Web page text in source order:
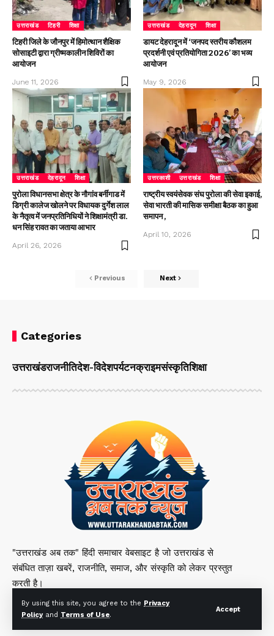
By using this site, you agree to the Privacy
Policyand Terms of Use.
Accept
उत्तराखंड टिहरी शिक्षा
टिहरी जिले के जौनपुर में हिमोत्थान शैक्षिक
सोसाइटी द्वारा ग्रीष्मकालीन शिविरों का
आयोजन
June 11, 2026
उत्तराखंड देहरादून शिक्षा
डायट देहरादून में ‘जनपद स्तरीय कौशलम
प्रदर्शनी एवं प्रतियोगिता 2026’ का भव्य
आयोजन
May 9, 2026
उत्तराखंड देहरादून शिक्षा
पुरोला विधानसभा क्षेत्र के नौगांव बर्नीगाड में
डिग्री कालेज खोलने पर विधायक दुर्गेश लाल
के नैतृत्व में जनप्रतिनिधियों ने शिक्षामंत्री डा.
धन सिंह रावत का जताया आभार
April 26, 2026
उत्तरकाशी उत्तराखंड शिक्षा
राष्ट्रीय स्वयंसेवक संघ पुरोला की सेवा इकाई,
सेवा भारती की मासिक समीक्षा बैठक का हुआ
समापन ,
April 10, 2026
Previous Next
Categories
उत्तराखंडराजनीतिदेश-विदेशपर्यटनक्राइमसंस्कृतिशिक्षा
"उत्तराखंड अब तक" हिंदी समाचार वेबसाइट है जो उत्तराखंड से
संबंधित ताज़ा खबरें, राजनीति, समाज, और संस्कृति को लेकर प्रस्तुत
करती है।